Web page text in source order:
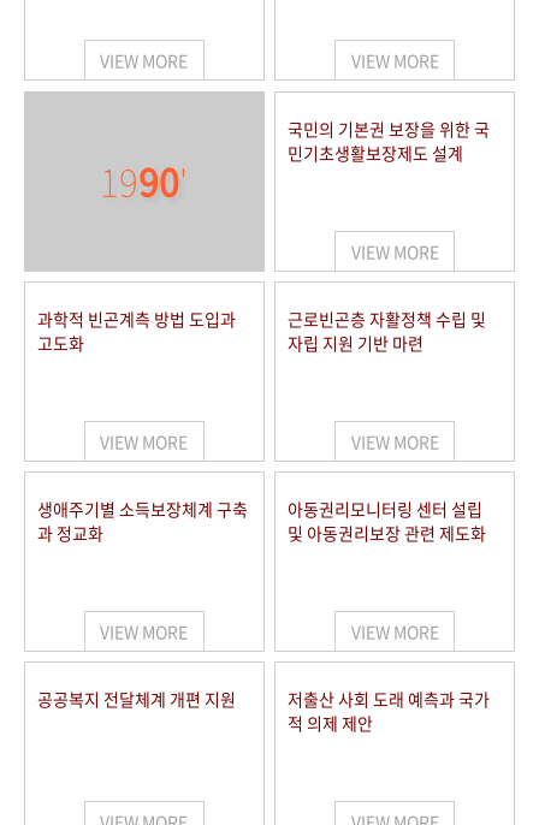
VIEW MORE VIEW MORE
1990'
국민의 기본권 보장을 위한 국
민기초생활보장제도 설계
VIEW MORE
과학적 빈곤계측 방법 도입과
고도화
VIEW MORE
근로빈곤층 자활정책 수립 및
자립 지원 기반 마련
VIEW MORE
생애주기별 소득보장체계 구축
과 정교화
VIEW MORE
아동권리모니터링 센터 설립
및 아동권리보장 관련 제도화
VIEW MORE
공공복지 전달체계 개편 지원
저출산 사회 도래 예측과 국가
적 의제 제안